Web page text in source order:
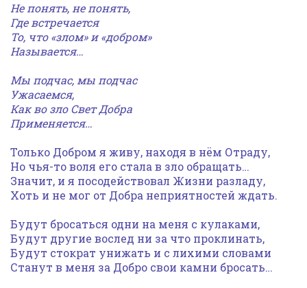
Не понять, не понять,
Где встречается
То, что «злом» и «добром»
Называется…
Мы подчас, мы подчас
Ужасаемся,
Как во зло Свет Добра
Применяется…
Только Добром я живу, находя в нём Отраду,
Но чья-то воля его стала в зло обращать…
Значит, и я посодействовал Жизни разладу,
Хоть и не мог от Добра неприятностей ждать.
Будут бросаться одни на меня с кулаками,
Будут другие вослед ни за что проклинать,
Будут стократ унижать и с лихими словами
Станут в меня за Добро свои камни бросать…